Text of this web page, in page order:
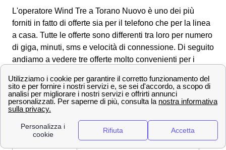
L'operatore Wind Tre a Torano Nuovo è uno dei più
forniti in fatto di offerte sia per il telefono che per la linea
a casa. Tutte le offerte sono differenti tra loro per numero
di giga, minuti, sms e velocità di connessione. Di seguito
andiamo a vedere tre offerte molto convenienti per i
OFFERTE a
Torano Nuovo
Prezzo
Super Fibra
Fibra fino a 2,5 Gbps, Modem
WiFi 6 incluso